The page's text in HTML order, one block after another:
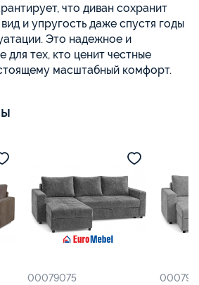
что диван сохранит
и упругость даже спустя годы
Это надежное и
для тех, кто ценит честные
масштабный комфорт.
00079075